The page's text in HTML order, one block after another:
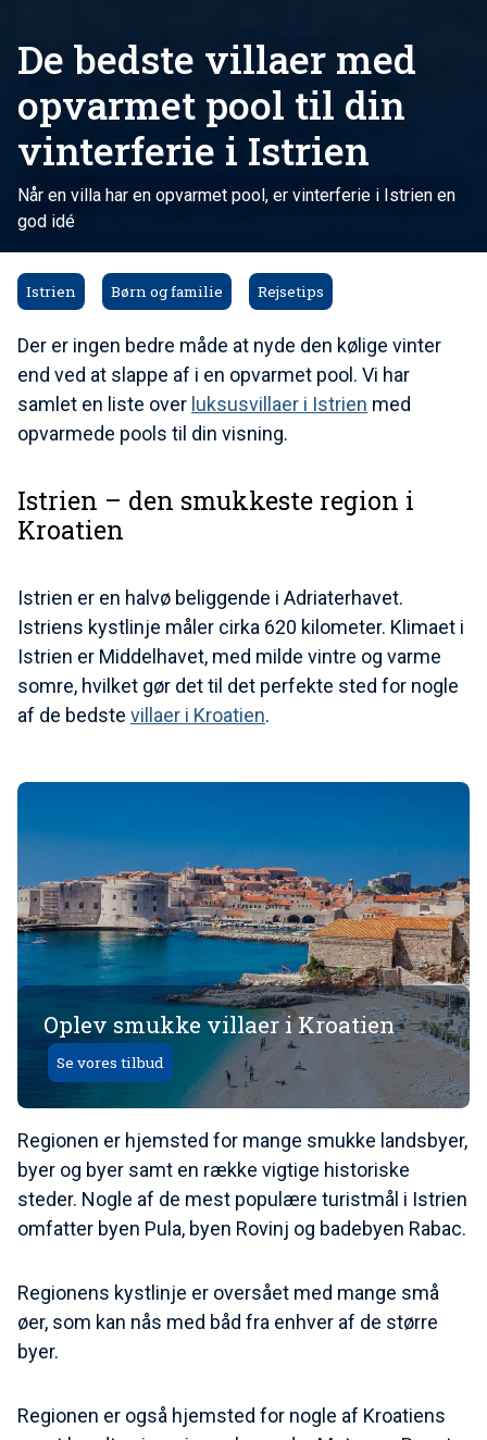
De bedste villaer med
opvarmet pool til din
vinterferie i Istrien
Når en villa har en opvarmet pool, er vinterferie i Istrien en
god idé
Istrien Børn og familie Rejsetips
Der er ingen bedre måde at nyde den kølige vinter
end ved at slappe af i en opvarmet pool. Vi har
samlet en liste over luksusvillaer i Istrien med
opvarmede pools til din visning.
Istrien – den smukkeste region i
Kroatien
Istrien er en halvø beliggende i Adriaterhavet.
Istriens kystlinje måler cirka 620 kilometer. Klimaet i
Istrien er Middelhavet, med milde vintre og varme
somre, hvilket gør det til det perfekte sted for nogle
af de bedste villaer i Kroatien.
Oplev smukke villaer i Kroatien
Se vores tilbud
Regionen er hjemsted for mange smukke landsbyer,
byer og byer samt en række vigtige historiske
steder. Nogle af de mest populære turistmål i Istrien
omfatter byen Pula, byen Rovinj og badebyen Rabac.
Regionens kystlinje er oversået med mange små
øer, som kan nås med båd fra enhver af de større
byer.
Regionen er også hjemsted for nogle af Kroatiens